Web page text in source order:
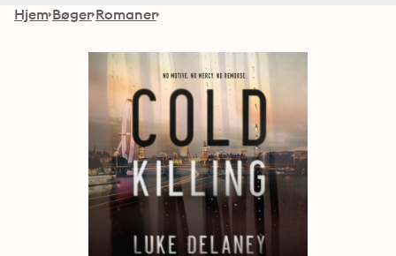
Hjem Bøger Romaner